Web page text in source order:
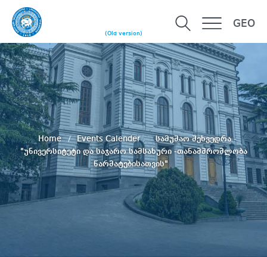
(Old version)
GEO
Home Events Calender
სამუშაო შეხვედრა -
"უნივერსიტეტი და საჯარო სამსახური -თანამშრომლობა
წარმატებისათვის"